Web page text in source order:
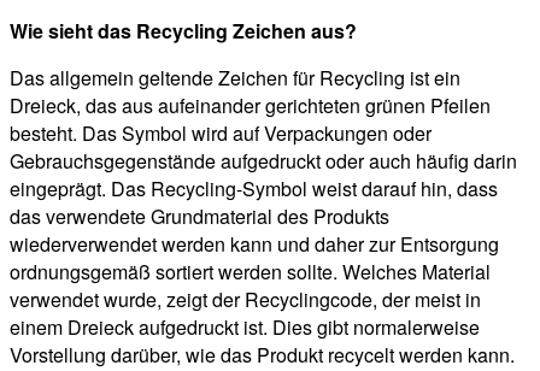
Wie sieht das Recycling Zeichen aus?
Das allgemein geltende Zeichen für Recycling ist ein
Dreieck, das aus aufeinander gerichteten grünen Pfeilen
besteht. Das Symbol wird auf Verpackungen oder
Gebrauchsgegenstände aufgedruckt oder auch häufig darin
eingeprägt. Das Recycling-Symbol weist darauf hin, dass
das verwendete Grundmaterial des Produkts
wiederverwendet werden kann und daher zur Entsorgung
ordnungsgemäß sortiert werden sollte. Welches Material
verwendet wurde, zeigt der Recyclingcode, der meist in
einem Dreieck aufgedruckt ist. Dies gibt normalerweise
Vorstellung darüber, wie das Produkt recycelt werden kann.